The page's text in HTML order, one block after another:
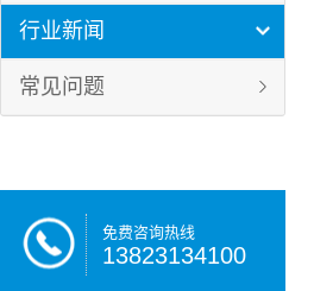
行业新闻
常见问题
免费咨询热线
13823134100